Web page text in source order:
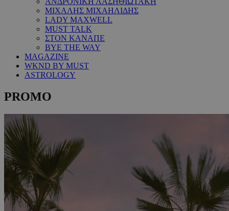
ΜΙΧΑΛΗΣ ΜΙΧΑΗΛΙΔΗΣ
LADY MAXWELL
MUST TALK
ΣΤΟΝ ΚΑΝΑΠΕ
BYE THE WAY
MAGAZINE
WKND BY MUST
ASTROLOGY
PROMO